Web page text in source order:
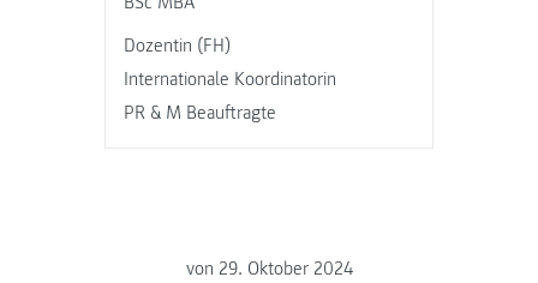
Dozentin (FH)
Internationale Koordinatorin
PR & M Beauftragte
von 29. Oktober 2024